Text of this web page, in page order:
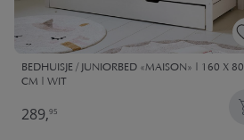
BEDHUISJE / JUNIORBED «MAISON» | 160 X 80
CM | WIT
289,95